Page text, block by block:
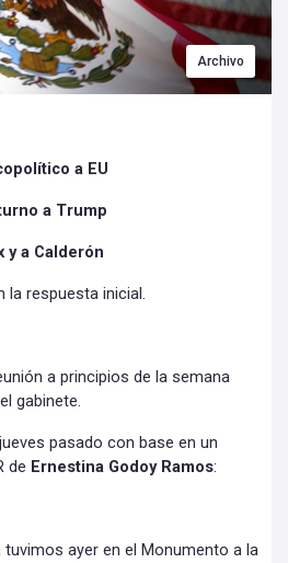
Archivo
a EU
a Trump
y a Calderón
la respuesta inicial.
a principios de la semana
gabinete.
pasado con base en un
de Ernestina Godoy Ramos:
ayer en el Monumento a la